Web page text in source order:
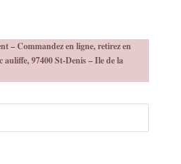
– Commandez en ligne, retirez en
97400 St-Denis – Ile de la